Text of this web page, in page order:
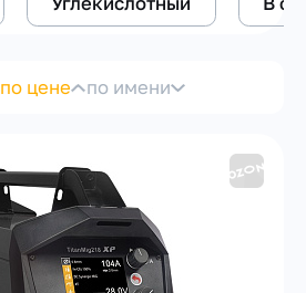
по цене по имени